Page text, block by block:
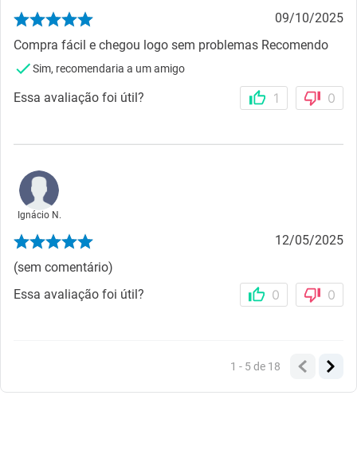
09/10/2025
Compra fácil e chegou logo sem problemas Recomendo
Sim, recomendaria a um amigo
Essa avaliação foi útil? 1 0
Ignácio N.
12/05/2025
(sem comentário)
Essa avaliação foi útil?
0 0
1 - 5de 18